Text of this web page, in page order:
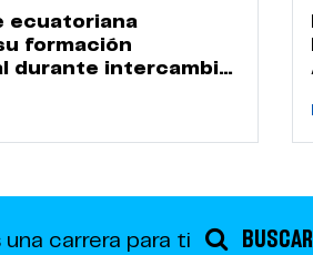
ecuatoriana
formación
durante intercambio
una carrera para ti